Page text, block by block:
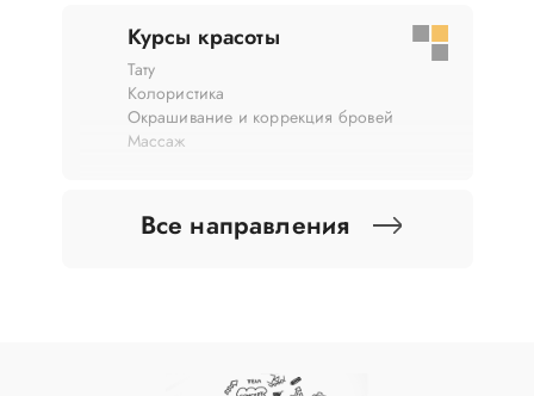
Курсы красоты
Тату
Колористика
Окрашивание и коррекция бровей
Массаж
Все направления